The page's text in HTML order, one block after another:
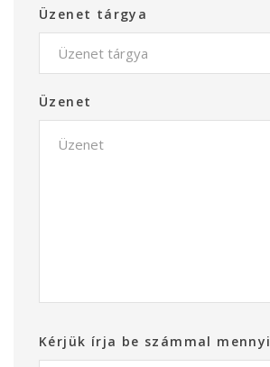
Üzenet tárgya
Üzenet
Kérjük írja be számmal mennyi